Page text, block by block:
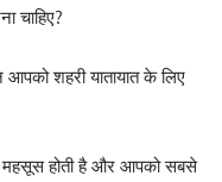
चाहिए?
शहरी यातायात के लिए
होती है और आपको सबसे